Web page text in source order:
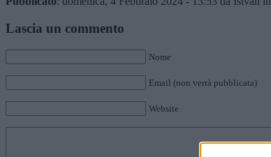
Lascia un commento
Nome
Email (non verrà pubblicata)
Website